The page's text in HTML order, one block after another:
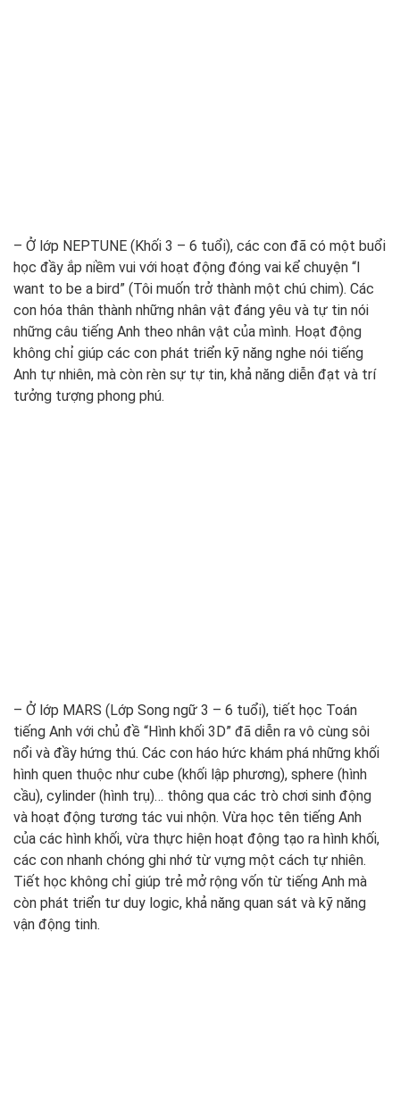
– Ở lớp NEPTUNE (Khối 3 – 6 tuổi), các con đã có một buổi
học đầy ắp niềm vui với hoạt động đóng vai kể chuyện “I
want to be a bird” (Tôi muốn trở thành một chú chim). Các
con hóa thân thành những nhân vật đáng yêu và tự tin nói
những câu tiếng Anh theo nhân vật của mình. Hoạt động
không chỉ giúp các con phát triển kỹ năng nghe nói tiếng
Anh tự nhiên, mà còn rèn sự tự tin, khả năng diễn đạt và trí
tưởng tượng phong phú.
– Ở lớp MARS (Lớp Song ngữ 3 – 6 tuổi), tiết học Toán
tiếng Anh với chủ đề “Hình khối 3D” đã diễn ra vô cùng sôi
nổi và đầy hứng thú. Các con háo hức khám phá những khối
hình quen thuộc như cube (khối lập phương), sphere (hình
cầu), cylinder (hình trụ)… thông qua các trò chơi sinh động
và hoạt động tương tác vui nhộn. Vừa học tên tiếng Anh
của các hình khối, vừa thực hiện hoạt động tạo ra hình khối,
các con nhanh chóng ghi nhớ từ vựng một cách tự nhiên.
Tiết học không chỉ giúp trẻ mở rộng vốn từ tiếng Anh mà
còn phát triển tư duy logic, khả năng quan sát và kỹ năng
vận động tinh.